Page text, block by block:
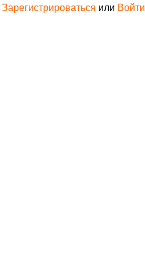
Зарегистрироваться или Войти